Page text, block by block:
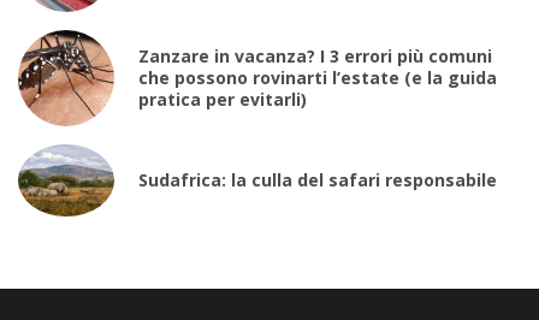
Zanzare in vacanza? I 3 errori più comuni
che possono rovinarti l’estate (e la guida
pratica per evitarli)
Sudafrica: la culla del safari responsabile